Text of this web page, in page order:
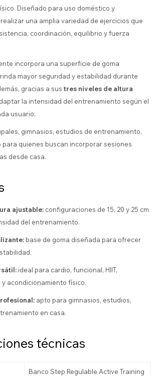
Diseñado para uso doméstico y
una amplia variedad de ejercicios que
coordinación, equilibrio y fuerza
incorpora una superficie de goma
mayor seguridad y estabilidad durante
gracias a sus tres niveles de altura
la intensidad del entrenamiento según el
usuario.
gimnasios, estudios de entrenamiento,
quienes buscan incorporar sesiones
desde casa.
ajustable: configuraciones de 15, 20 y 25 cm
del entrenamiento.
base de goma diseñada para ofrecer
ideal para cardio, funcional, HIIT,
acondicionamiento físico.
apto para gimnasios, estudios,
en casa.
técnicas
Banco Step Regulable Active Training